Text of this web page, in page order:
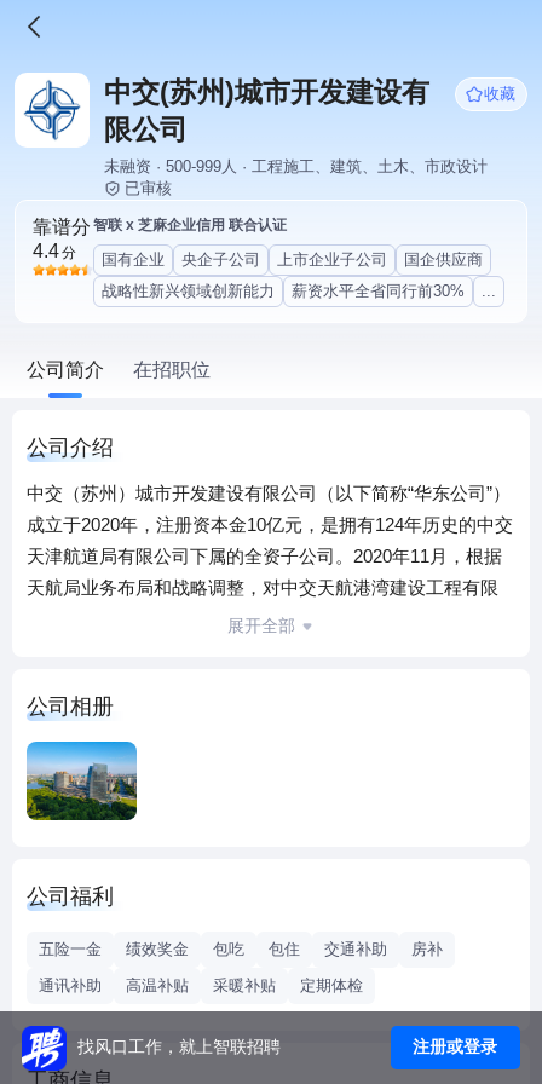
中交(苏州)城市开发建设有
限公司
收藏
未融资 · 500-999人 · 工程施工、建筑、土木、市政设计
已审核
靠谱分
4.4分
智联 x 芝麻企业信用 联合认证
国有企业 央企子公司 上市企业子公司
国企供应商
战略性新兴领域创新能力
薪资水平全省同行前30% ...
公司简介 在招职位
公司介绍
中交（苏州）城市开发建设有限公司（以下简称“华东公司”）
成立于2020年，注册资本金10亿元，是拥有124年历史的中交
天津航道局有限公司下属的全资子公司。2020年11月，根据
天航局业务布局和战略调整，对中交天航港湾建设工程有限
公司和中交天津航道局有限公司上海分公司进行战略整合，
政、生态环保、江河湖水环境治理、园林绿化等业务，施工
足迹遍布京津冀、永定河流域、长三角、华中和西南等主要
区域，立志打造成为“市场信赖、社会尊重、员工幸福，具有
较高知名度的水利、市政工程建设专业化公司”。
秀施工企业、全国交通运输行业文化建设卓越单位、全国青
展开全部
公司相册
公司福利
五险一金 绩效奖金 包吃 包住 交通补助
房补
通讯补助
高温补贴 采暖补贴 定期体检
找风口工作，就上智联招聘 注册或登录